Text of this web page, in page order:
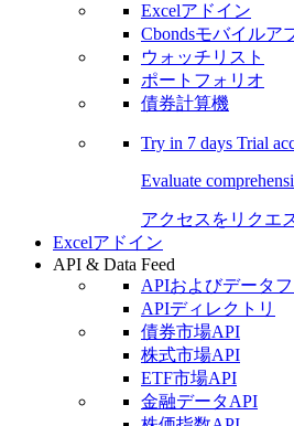
Excelアドイン
Cbondsモバイルア
ウォッチリスト
ポートフォリオ
債券計算機
Try in 7 days Trial
Evaluate
アクセスをリクエ
Excelアドイン
API & Data Feed
APIおよびデータ
APIディレクトリ
債券市場API
株式市場API
ETF市場API
金融データAPI